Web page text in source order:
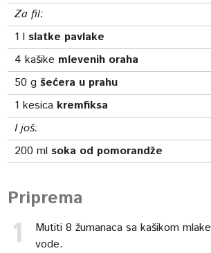
Za fil:
1 lslatke pavlake
4 kašike mlevenih oraha
50 gšećera u prahu
1 kesica kremfiksa
I još:
200 mlsoka od pomorandže
Priprema
Mutiti 8 žumanaca sa kašikom mlake
vode.